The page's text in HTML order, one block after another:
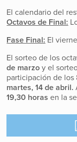
El calendario del
Octavos de Final:
Fase Final: El
El sorteo de los
de marzoy el
participación de
martes, 14 de abril.
19,30 horasen la